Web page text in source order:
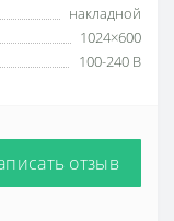
накладной
1024×600
100-240 В
отзыв